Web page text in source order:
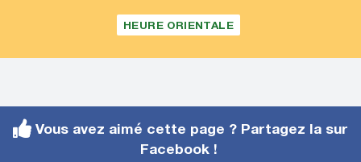
HEURE ORIENTALE
Vous avez aimé cette page ? Partagez la sur
Facebook !